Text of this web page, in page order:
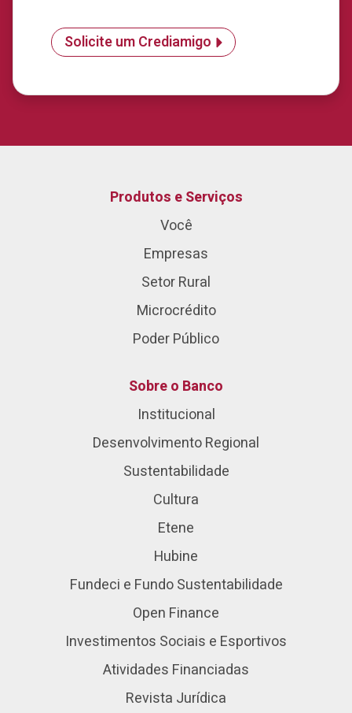
Solicite um Crediamigo
Produtos e Serviços
Você
Empresas
Setor Rural
Microcrédito
Poder Público
Sobre o Banco
Institucional
Desenvolvimento Regional
Sustentabilidade
Cultura
Etene
Hubine
Fundeci e Fundo Sustentabilidade
Open Finance
Investimentos Sociais e Esportivos
Atividades Financiadas
Revista Jurídica